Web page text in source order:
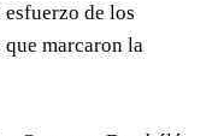
de los
marcaron la